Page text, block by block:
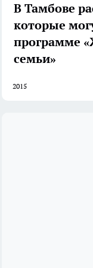
В Тамбове
которые
программе
семьи»
2015